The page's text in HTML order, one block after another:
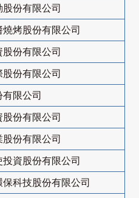
份有限公司
燒烤股份有限公司
份有限公司
份有限公司
限公司
份有限公司
份有限公司
資股份有限公司
科技股份有限公司